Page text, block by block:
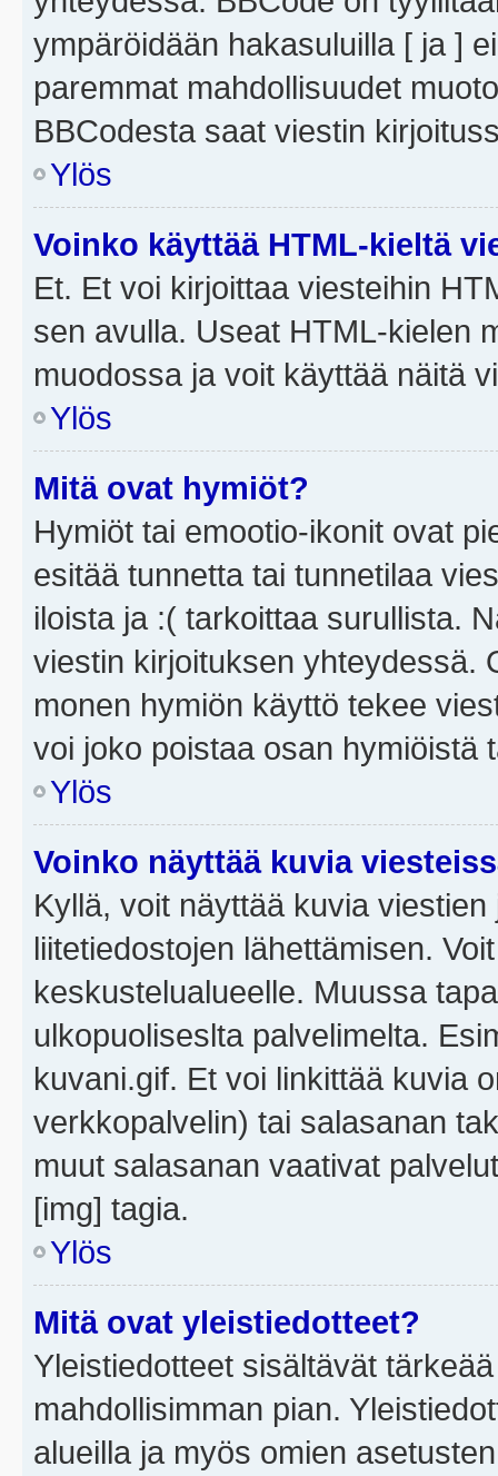
ympäröidään hakasuluilla [ ja ]
paremmat mahdollisuudet
BBCodesta saat viestin
Ylös
Voinko käyttää HTML-kieltä
Et. Et voi kirjoittaa viesteihin
sen avulla. Useat HTML-kielen
muodossa ja voit käyttää näitä
Ylös
Mitä ovat hymiöt?
Hymiöt tai emootio-ikonit ovat
esitää tunnetta tai tunnetilaa
iloista ja :( tarkoittaa surullista.
viestin kirjoituksen yhteydessä.
monen hymiön käyttö tekee
voi joko poistaa osan hymiöistä
Ylös
Voinko näyttää kuvia
Kyllä, voit näyttää kuvia
liitetiedostojen lähettämisen.
keskustelualueelle. Muussa
ulkopuoliseslta palvelimelta.
kuvani.gif. Et voi linkittää kuvia
verkkopalvelin) tai salasanan
muut salasanan vaativat
[img] tagia.
Ylös
Mitä ovat yleistiedotteet?
Yleistiedotteet sisältävät
mahdollisimman pian.
alueilla ja myös omien